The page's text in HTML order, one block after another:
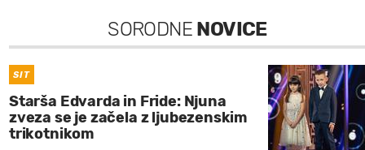
SORODNE NOVICE
SIT
Starša Edvarda in Fride: Njuna
zveza se je začela z ljubezenskim
trikotnikom